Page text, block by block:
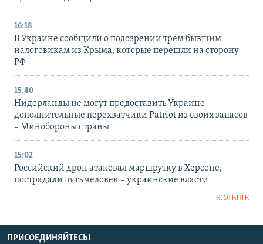
16:18
В Украине сообщили о подозрении трем бывшим
налоговикам из Крыма, которые перешли на сторону
РФ
15:40
Нидерланды не могут предоставить Украине
дополнительные перехватчики Patriot из своих запасов
– Минобороны страны
15:02
Российский дрон атаковал маршрутку в Херсоне,
пострадали пять человек – украинские власти
БОЛЬШЕ
ПРИСОЕДИНЯЙТЕСЬ!